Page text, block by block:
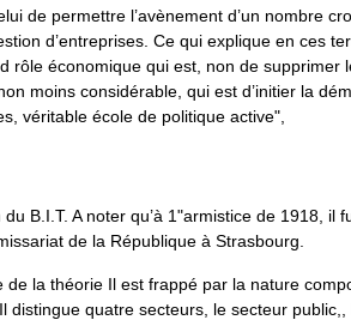
de permettre l’avènement d’un nombre
d’entreprises. Ce qui explique en ces
rôle économique qui est, non de supprimer
moins considérable, qui est d’initier la
véritable école de politique active",
B.I.T. A noter qu’à 1"armistice de 1918, il
de la République à Strasbourg.
de la théorie Il est frappé par la nature
distingue quatre secteurs, le secteur